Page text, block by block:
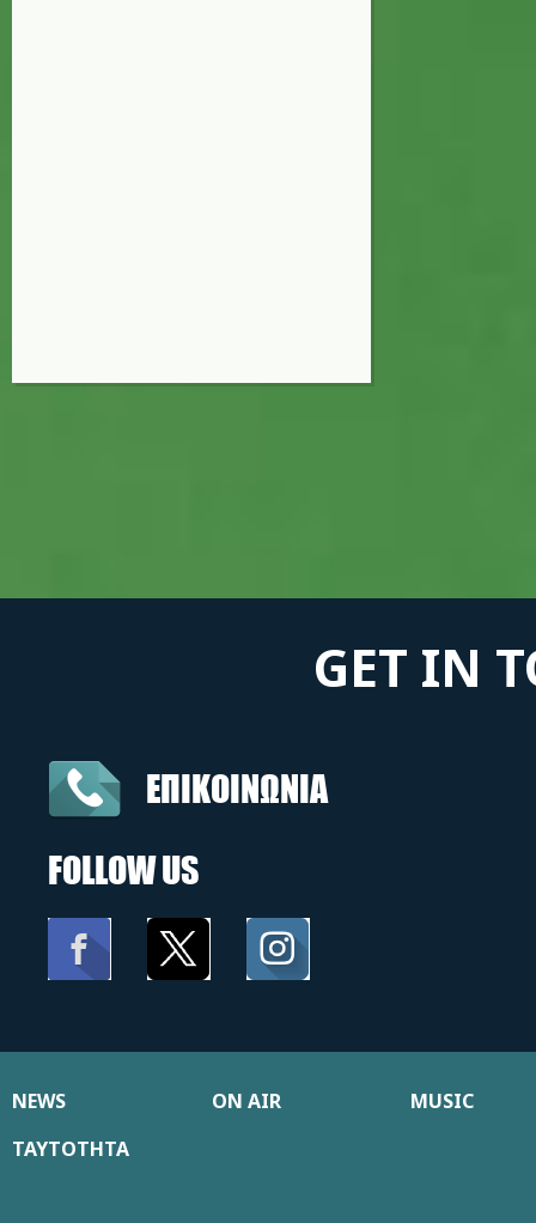
GET IN
ΕΠΙΚΟΙΝΩΝΙΑ
FOLLOW US
NEWS ON AIR
MUSIC
ΤΑΥΤΟΤΗΤΑ